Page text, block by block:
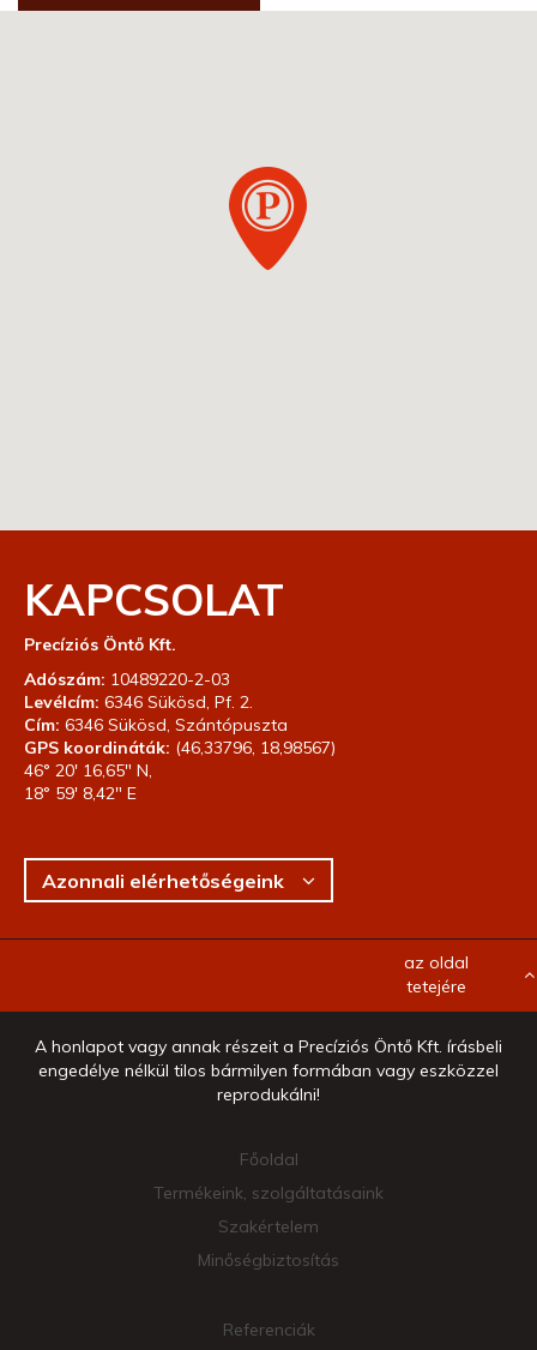
KAPCSOLAT
Precíziós Öntő Kft.
Adószám: 10489220-2-03
Levélcím: 6346 Sükösd, Pf. 2.
Cím: 6346 Sükösd, Szántópuszta
GPS koordináták: (46,33796, 18,98567)
46° 20′ 16,65″ N,
18° 59′ 8,42″ E
Azonnali elérhetőségeink
A honlapot vagy annak részeit a Precíziós Öntő Kft. írásbeli
engedélye nélkül tilos bármilyen formában vagy eszközzel
reprodukálni!
az oldal
tetejére
Főoldal
Termékeink, szolgáltatásaink
Szakértelem
Minőségbiztosítás
Referenciák